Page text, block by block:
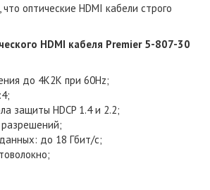
оптические HDMI кабели строго
HDMI кабеля Premier 5-807-30
до 4К2К при 60Hz;
защиты HDCP 1.4 и 2.2;
до 18 Гбит/с;